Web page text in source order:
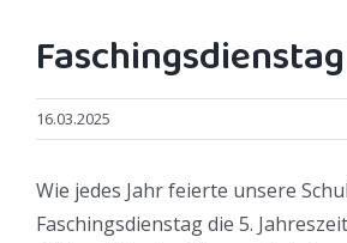
16.03.2025
Wie jedes Jahr feierte unsere
Faschingsdienstag die 5.